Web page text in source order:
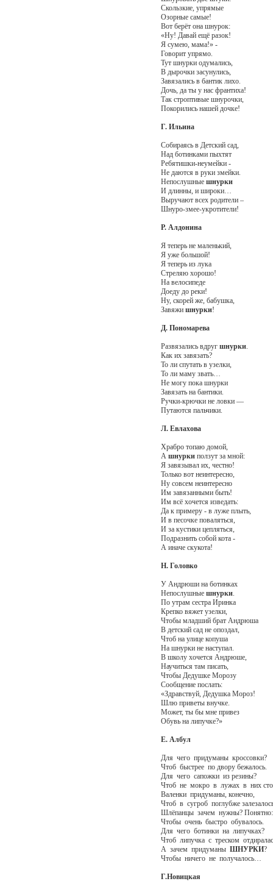
Скользкие, упрямые
Озорные самые!
Вот берёт она шнурок:
«Ну! Давай ещё разок!
Я сумею, мама!» -
Говорит упрямо.
Тут шнурки одумались,
В дырочки засунулись,
Завязались в бантик лихо.
Дочь, да ты у нас франтиха!
Так строптивые шнурочки,
Покорились нашей дочке!
Г. Ильина
Собираясь в Детский сад,
Над ботинками пыхтят
Ребятишки-неумейки -
Не даются в руки змейки.
Непослушные шнурки
И длинны, и широки…
Выручают всех родители –
Шнуро-змее-укротители!
Р. Алдонина
Я теперь не маленький,
Я уже большой!
Я теперь из лука
Стреляю хорошо!
На велосипеде
Доеду до реки!
Ну, скорей же, бабушка,
Завяжи шнурки!
Д. Пономарева
Развязались вдруг шнурки.
Как их завязать?
То ли спутать в узелки,
То ли маму звать…
Не могу пока шнурки
Завязать на бантики.
Ручки-крючки не ловки —
Путаются пальчики.
Л. Евлахова
Храбро топаю домой,
А шнуркиползут за мной:
Я завязывал их, честно!
Только вот неинтересно,
Ну совсем неинтересно
Им завязанными быть!
Им всё хочется изведать:
Да к примеру - в луже плыть,
И в песочке поваляться,
И за кустики цепляться,
Подразнить собой кота -
А иначе скукота!
Н. Головко
У Андрюши на ботинках
Непослушные шнурки.
По утрам сестра Иринка
Крепко вяжет узелки,
Чтобы младший брат Андрюша
В детский сад не опоздал,
Чтоб на улице копуша
На шнурки не наступал.
В школу хочется Андрюше,
Научиться там писать,
Чтобы Дедушке Морозу
Сообщение послать:
«Здравствуй, Дедушка Мороз!
Шлю приветы внучке.
Может, ты бы мне привез
Обувь на липучке?»
Е. Албул
Для чего придуманы кроссовки?
Чтоб быстрее по двору бежалось.
Для чего сапожки из резины?
Чтоб не мокро в лужах в них
Валенки придуманы, конечно,
Чтоб в сугроб поглубже
Шлёпанцы зачем нужны? Понятно:
Чтобы очень быстро обувалось.
Для чего ботинки на липучках?
Чтоб липучка с треском
А зачем придуманы ШНУРКИ?
Чтобы ничего не получалось…
Г.Новицкая